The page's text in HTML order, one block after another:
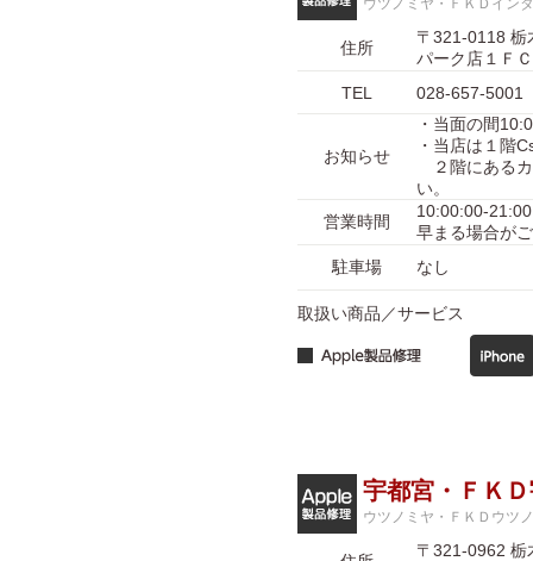
ウツノミヤ・ＦＫＤイン
住所
〒321-0118 栃
パーク店１Ｆ
TEL
028-657-5001
お知らせ
・当面の間
・当店は１階
２階にあるカ
い。
営業時間
10:00:00-
早まる場合が
駐車場
なし
取扱い商品／サービス
宇都宮・ＦＫ
ウツノミヤ・ＦＫＤウツ
〒321-0962 栃